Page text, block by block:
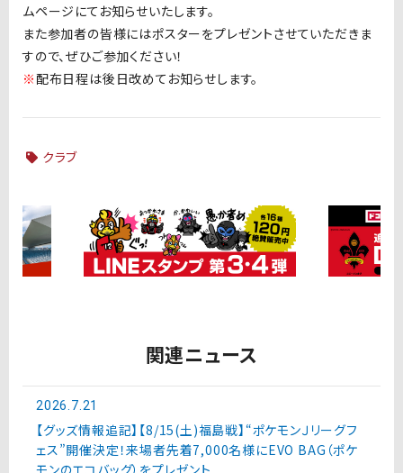
ムページにてお知らせいたします。
また参加者の皆様にはポスターをプレゼントさせていただきま
すので、ぜひご参加ください！
※配布日程は後日改めてお知らせします。
クラブ
関連ニュース
2026.7.21
【グッズ情報追記】【8/15(土)福島戦】“ポケモンＪリーグフ
ェス”開催決定！来場者先着7,000名様にEVO BAG（ポケ
モンのエコバッグ）をプレゼント